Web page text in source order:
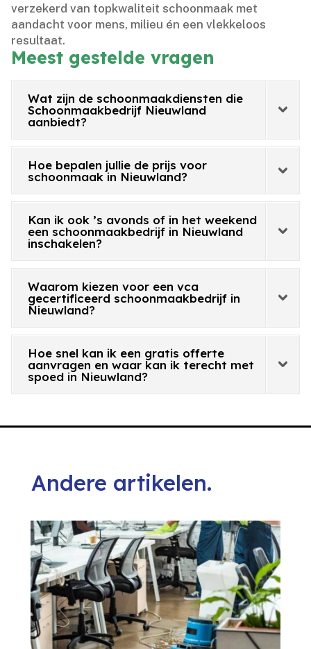
verzekerd van topkwaliteit schoonmaak met
aandacht voor mens, milieu én een vlekkeloos
resultaat.​
Meest gestelde vragen
Wat zijn de schoonmaakdiensten die
Schoonmaakbedrijf Nieuwland
aanbiedt?
Hoe bepalen jullie de prijs voor
schoonmaak in Nieuwland?
Kan ik ook ’s avonds of in het weekend
een schoonmaakbedrijf in Nieuwland
inschakelen?
Waarom kiezen voor een vca
gecertificeerd schoonmaakbedrijf in
Nieuwland?
Hoe snel kan ik een gratis offerte
aanvragen en waar kan ik terecht met
spoed in Nieuwland?
Andere artikelen.